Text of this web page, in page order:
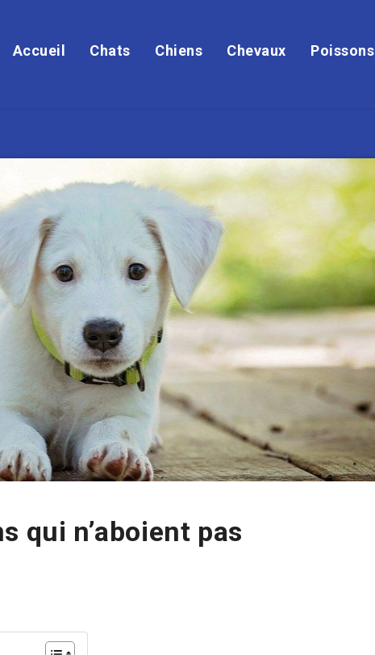
Accueil Chats Chiens Chevaux Poissons
qui n’aboient pas